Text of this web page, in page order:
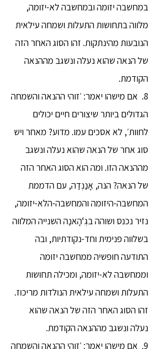
במחשבה יזומה ובמחשבה לא-יזומה,
מלווה בתחושות התעלות ושמחה עילאית
הנובעות מהינתקות. זהו הסוג האחר הזה
של הנאה שהוא נעלה ונשגב מההנאה
הקודמת.
8. אם מישהו יאמר: ׳זוהי ההנאה והשמחה
הגדולים ביותר שיצורים חיים יכולים
לחוות׳, לא אסכים עמו. מדוע? מאחר ויש
סוג אחר של הנאה שהוא נעלה ונשגב
מההנאה הזו. ומה הוא הסוג האחר הזה
של הנאה? הנה, אָנַנְדַה, עם הדממת
המחשבה-היזומה והמחשבה-הלא-יזומה,
נזיר נכנס ושוהה בגְ‘הָאנַה השנייה המלווה
בשלווה פנימית וחד-נקודתיות, ובה
התודעה חופשיה ממחשבה יזומה
וממחשבה לא-יזומה, ומכילה תחושות
התעלות ושמחה עילאית הנולדות מריכוז.
זהו הסוג האחר הזה של הנאה שהוא
נעלה ונשגב מההנאה הקודמת.
9. אם מישהו יאמר: ׳זוהי ההנאה והשמחה